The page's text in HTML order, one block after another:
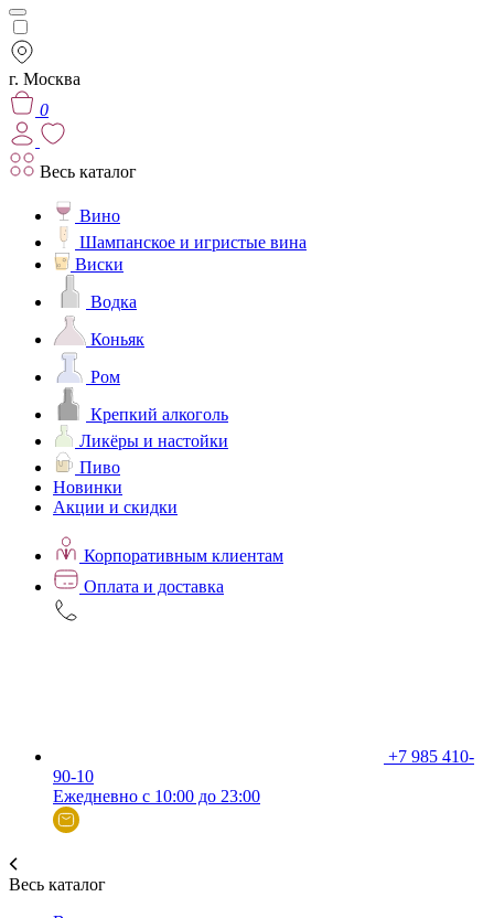
г. Москва
0
Весь каталог
Вино
Шампанское и игристые вина
Виски
Водка
Коньяк
Ром
Крепкий алкоголь
Ликёры и настойки
Пиво
Новинки
Акции и скидки
Корпоративным клиентам
Оплата и доставка
+7 985 410-
90-10
Ежедневно с 10:00 до 23:00
Весь каталог